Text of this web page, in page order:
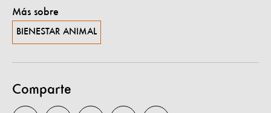
Más sobre
BIENESTAR ANIMAL
Comparte